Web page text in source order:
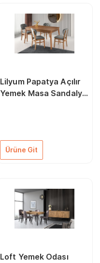
Lilyum Papatya Açılır
Yemek Masa Sandalye
Ürüne Git
Loft Yemek Odası